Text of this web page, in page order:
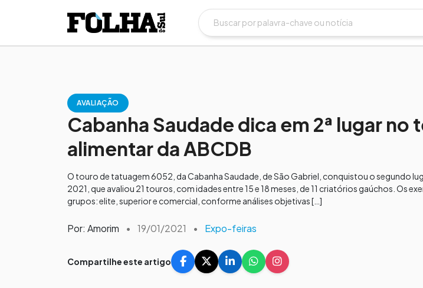
AVALIAÇÃO
Cabanha Saudade dica em 2ª lugar
alimentar da ABCDB
O touro de tatuagem 6052, da Cabanha Saudade, de São Gabriel, conquistou o segundo
2021, que avaliou 21 touros, com idades entre 15 e 18 meses, de 11 criatórios gaúchos. Os
grupos: elite, superior e comercial, conforme análises objetivas […]
Por: Amorim • 19/01/2021 • Expo-feiras
Compartilhe este artigo